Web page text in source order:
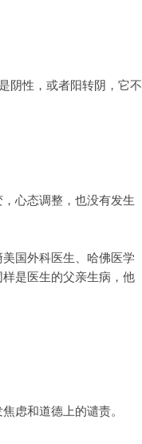
阴性，或者阳转阴，它不
心态调整，也没有发生
国外科医生、哈佛医学
是医生的父亲生病，他
虑和道德上的谴责。